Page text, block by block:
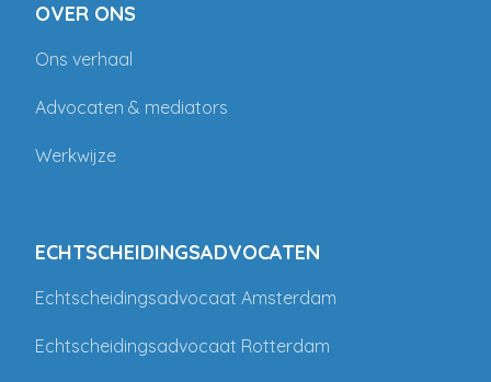
OVER ONS
Ons verhaal
Advocaten & mediators
Werkwijze
ECHTSCHEIDINGSADVOCATEN
Echtscheidingsadvocaat Amsterdam
Echtscheidingsadvocaat Rotterdam